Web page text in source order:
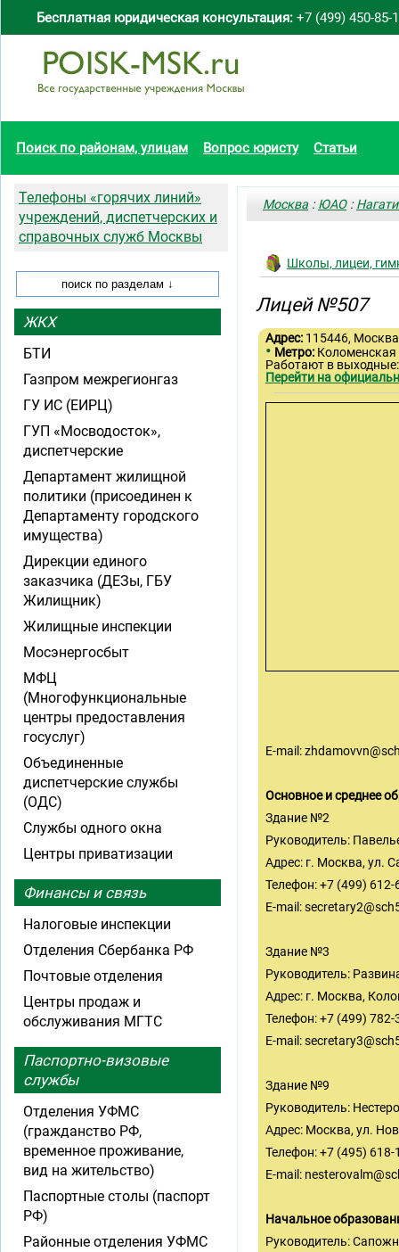
Бесплатная юридическая консультация: +7 (499) 450-85-
Поиск по районам, улицам Вопрос юристу Статьи
Москва :ЮАО:
Школы, лицеи,
Лицей №507
Адрес: 115446,
• Метро: Коломенская
Работают в
Перейти на
E-mail:
Основное и среднее
Здание №2
Руководитель:
Адрес: г. Москва, ул.
Телефон: +7 (499) 612-
E-mail:
Здание №3
Руководитель:
Адрес: г. Москва,
Телефон: +7 (499) 782-
E-mail:
Здание №9
Руководитель:
Адрес: Москва, ул.
Телефон: +7 (495) 618-
E-mail:
Начальное
Руководитель:
Телефоны «горячих линий»
учреждений, диспетчерских и
справочных служб Москвы
ЖКХ
БТИ
Газпром межрегионгаз
ГУ ИС (ЕИРЦ)
ГУП «Мосводосток»,
диспетчерские
Департамент жилищной
политики (присоединен к
Департаменту городского
имущества)
Дирекции единого
заказчика (ДЕЗы, ГБУ
Жилищник)
Жилищные инспекции
Мосэнергосбыт
МФЦ
(Многофункциональные
центры предоставления
госуслуг)
Объединенные
диспетчерские службы
(ОДС)
Службы одного окна
Центры приватизации
Финансы и связь
Налоговые инспекции
Отделения Сбербанка РФ
Почтовые отделения
Центры продаж и
обслуживания МГТС
Паспортно-визовые
службы
Отделения УФМС
(гражданство РФ,
временное проживание,
вид на жительство)
Паспортные столы (паспорт
РФ)
Районные отделения УФМС